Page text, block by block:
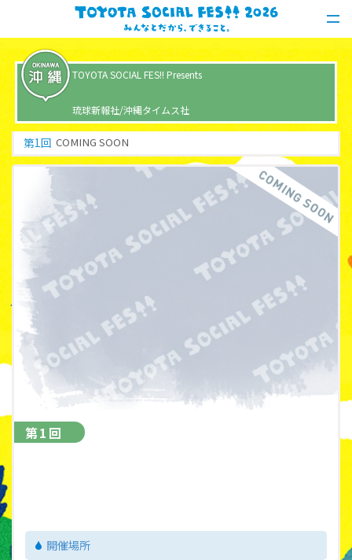
TOYOTA SOCIAL FES!! Presents
琉球新報社/沖縄タイムス社
第1回 COMING SOON
第1回
開催場所